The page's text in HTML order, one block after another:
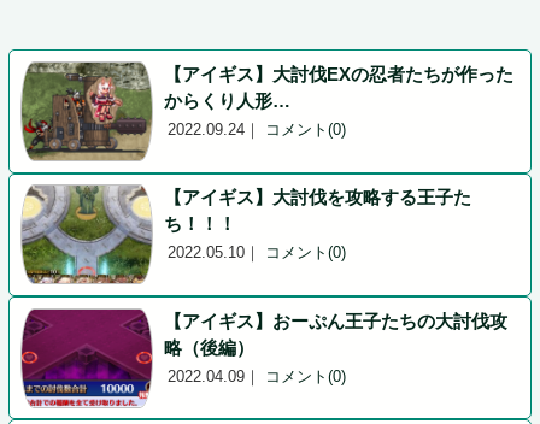
2022.09.24 ｜ コメント(0)
【アイギス】大討伐EXの忍者たちが作った
からくり人形…
2022.05.10 ｜ コメント(0)
【アイギス】大討伐を攻略する王子た
ち！！！
2022.04.09 ｜ コメント(0)
【アイギス】おーぷん王子たちの大討伐攻
略（後編）